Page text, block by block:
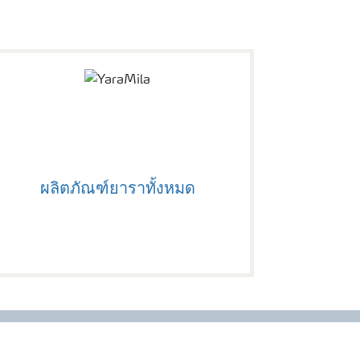
ผลิตภัณฑ์ยาราทั้งหมด